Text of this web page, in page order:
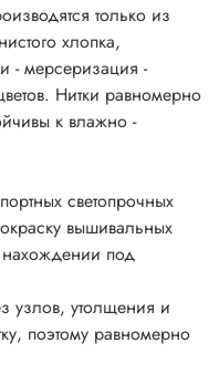
только из
хлопка,
- мерсеризация -
Нитки равномерно
к влажно -
светопрочных
вышивальных
под
узлов, утолщения и
поэтому равномерно